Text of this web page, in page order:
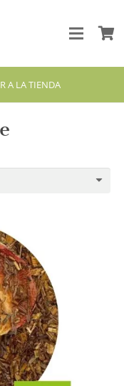
A LA TIENDA